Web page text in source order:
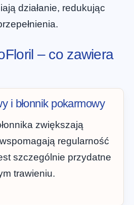
działanie, redukując
– co zawiera
i błonnik pokarmowy
zwiększają
regularność
szczególnie przydatne
trawieniu.